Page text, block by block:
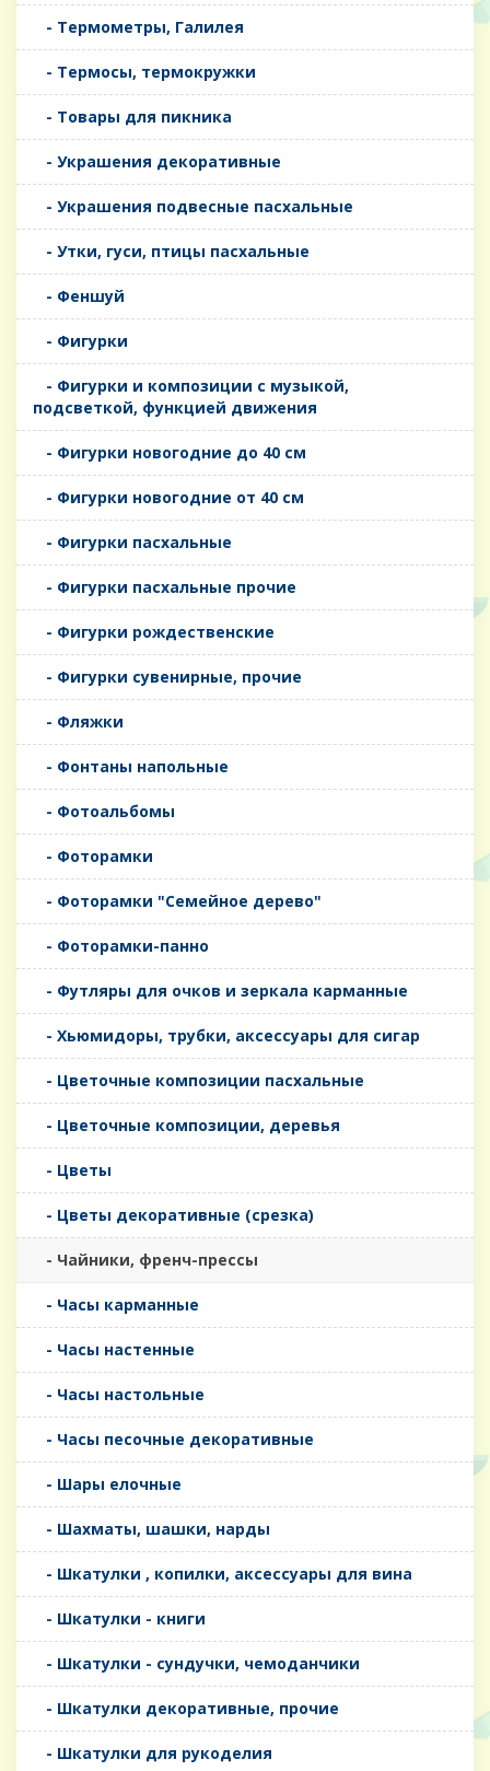
- Термометры, Галилея
- Термосы, термокружки
- Товары для пикника
- Украшения декоративные
- Украшения подвесные пасхальные
- Утки, гуси, птицы пасхальные
- Феншуй
- Фигурки
- Фигурки и композиции с музыкой,
подсветкой, функцией движения
- Фигурки новогодние до 40 см
- Фигурки новогодние от 40 см
- Фигурки пасхальные
- Фигурки пасхальные прочие
- Фигурки рождественские
- Фигурки сувенирные, прочие
- Фляжки
- Фонтаны напольные
- Фотоальбомы
- Фоторамки
- Фоторамки "Семейное дерево"
- Фоторамки-панно
- Футляры для очков и зеркала карманные
- Хьюмидоры, трубки, аксессуары для сигар
- Цветочные композиции пасхальные
- Цветочные композиции, деревья
- Цветы
- Цветы декоративные (срезка)
- Чайники, френч-прессы
- Часы карманные
- Часы настенные
- Часы настольные
- Часы песочные декоративные
- Шары елочные
- Шахматы, шашки, нарды
- Шкатулки , копилки, аксессуары для вина
- Шкатулки - книги
- Шкатулки - сундучки, чемоданчики
- Шкатулки декоративные, прочие
- Шкатулки для рукоделия